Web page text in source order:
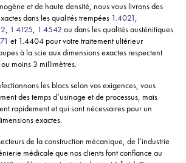
et de haute densité, nous vous livrons des
dans les qualités trempées 1.4021,
, 1.4125, 1.4542 ou dans les qualités austénitiques
et 1.4404 pour votre traitement ultérieur
à la scie aux dimensions exactes respectent
moins 3 millimètres.
les blocs selon vos exigences, vous
des temps d’usinage et de processus, mais
rapidement et qui sont nécessaires pour un
exactes.
de la construction mécanique, de l’industrie
médicale que nos clients font confiance au